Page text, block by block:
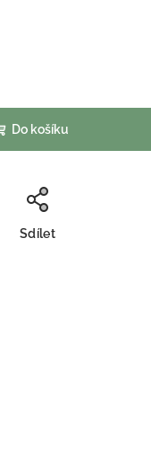
Do košíku
Sdílet